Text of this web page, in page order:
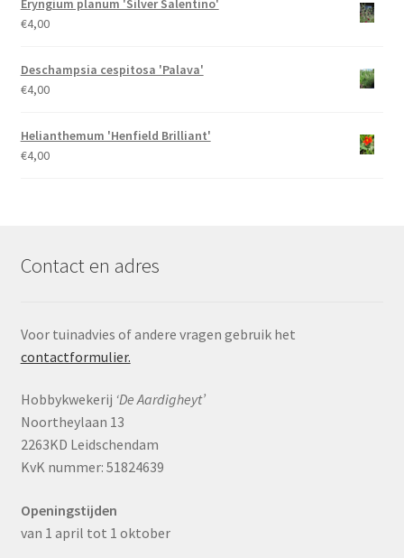
Eryngium planum 'Silver Salentino'
€4,00
Deschampsia cespitosa 'Palava'
€4,00
Helianthemum 'Henfield Brilliant'
€4,00
Contact en adres
Voor tuinadvies of andere vragen gebruik het
contactformulier.
Hobbykwekerij ‘De Aardigheyt’
Noortheylaan 13
2263KD Leidschendam
KvK nummer: 51824639
Openingstijden
van 1 april tot 1 oktober